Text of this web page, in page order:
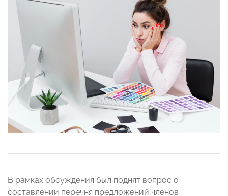
В рамках обсуждения был поднят вопрос о
составлении перечня предложений членов